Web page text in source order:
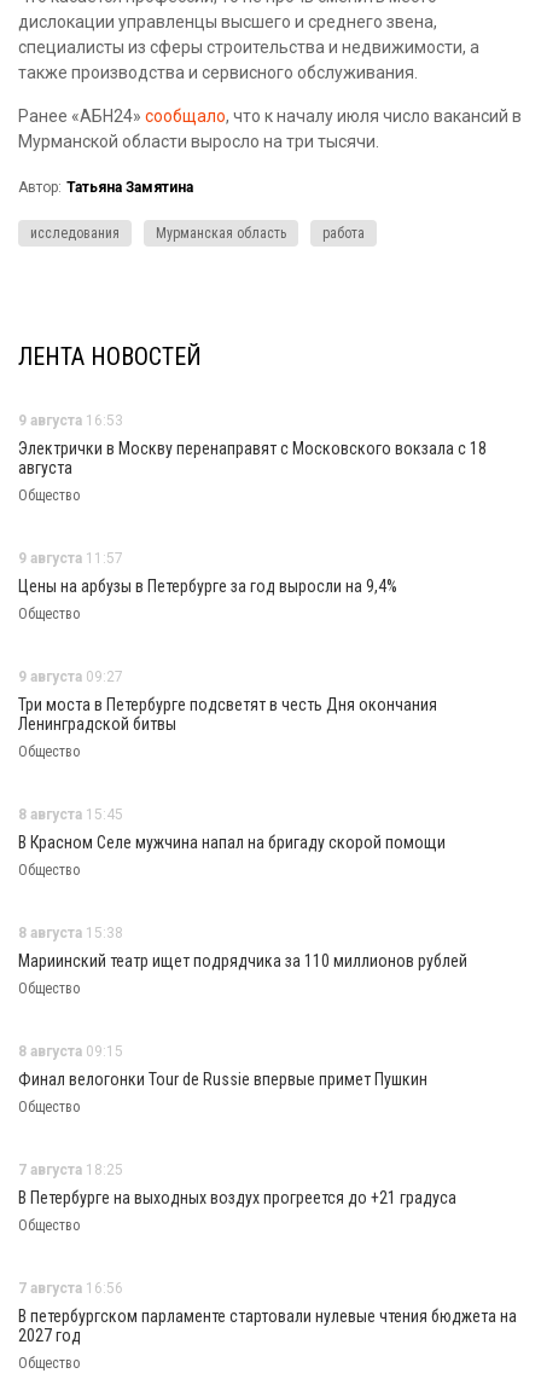
дислокации управленцы высшего и среднего звена,
специалисты из сферы строительства и недвижимости, а
также производства и сервисного обслуживания.
Ранее «АБН24» сообщало, что к началу июля число вакансий в
Мурманской области выросло на три тысячи.
Автор: Татьяна Замятина
исследования Мурманская область работа
ЛЕНТА НОВОСТЕЙ
9 августа 16:53
Электрички в Москву перенаправят с Московского вокзала с 18
августа
Общество
9 августа 11:57
Цены на арбузы в Петербурге за год выросли на 9,4%
Общество
9 августа 09:27
Три моста в Петербурге подсветят в честь Дня окончания
Ленинградской битвы
Общество
8 августа 15:45
В Красном Селе мужчина напал на бригаду скорой помощи
Общество
8 августа 15:38
Мариинский театр ищет подрядчика за 110 миллионов рублей
Общество
8 августа 09:15
Финал велогонки Tour de Russie впервые примет Пушкин
Общество
7 августа 18:25
В Петербурге на выходных воздух прогреется до +21 градуса
Общество
7 августа 16:56
В петербургском парламенте стартовали нулевые чтения бюджета на
2027 год
Общество